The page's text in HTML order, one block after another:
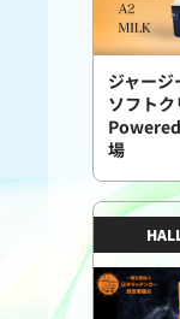
ジャー
ソフトク
場